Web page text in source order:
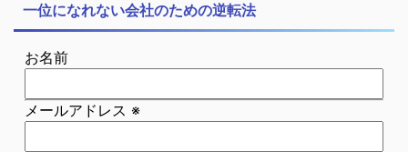
一位になれない会社のための逆転法
お名前
メールアドレス ※